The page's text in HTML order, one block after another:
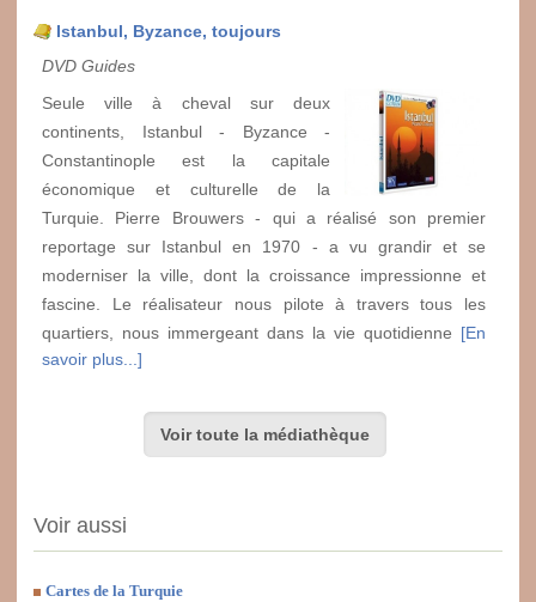
Istanbul, Byzance, toujours
DVD Guides
Seule ville à cheval sur deux
continents, Istanbul - Byzance -
Constantinople est la capitale
économique et culturelle de la
Turquie. Pierre Brouwers - qui a réalisé son premier
reportage sur Istanbul en 1970 - a vu grandir et se
moderniser la ville, dont la croissance impressionne et
fascine. Le réalisateur nous pilote à travers tous les
quartiers, nous immergeant dans la vie quotidienne [En
savoir plus...]
Voir toute la médiathèque
Voir aussi
Cartes de la Turquie